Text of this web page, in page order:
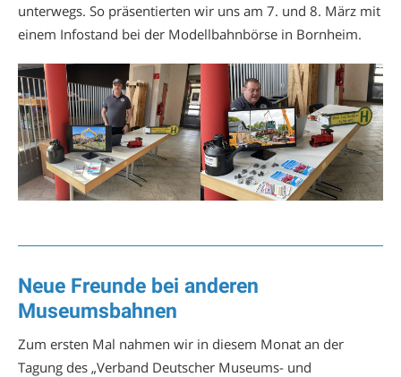
unterwegs. So präsentierten wir uns am 7. und 8. März mit
einem Infostand bei der Modellbahnbörse in Bornheim.
Neue Freunde bei anderen
Museumsbahnen
Zum ersten Mal nahmen wir in diesem Monat an der
Tagung des „Verband Deutscher Museums- und